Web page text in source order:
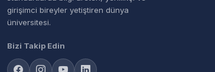
girişimci bireyler yetiştiren dünya
üniversitesi.
Bizi Takip Edin